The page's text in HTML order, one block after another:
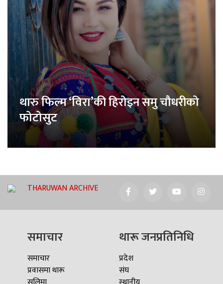
थारु फिल्म ‘विरा’की हिरोइन समु चौधरीको
फोटोसुट
THARUWAN ARCHIVE
समाचार
समाचार
प्रवासमा थारू
थारू जनप्रतिनिधि
प्रदेश
संघ